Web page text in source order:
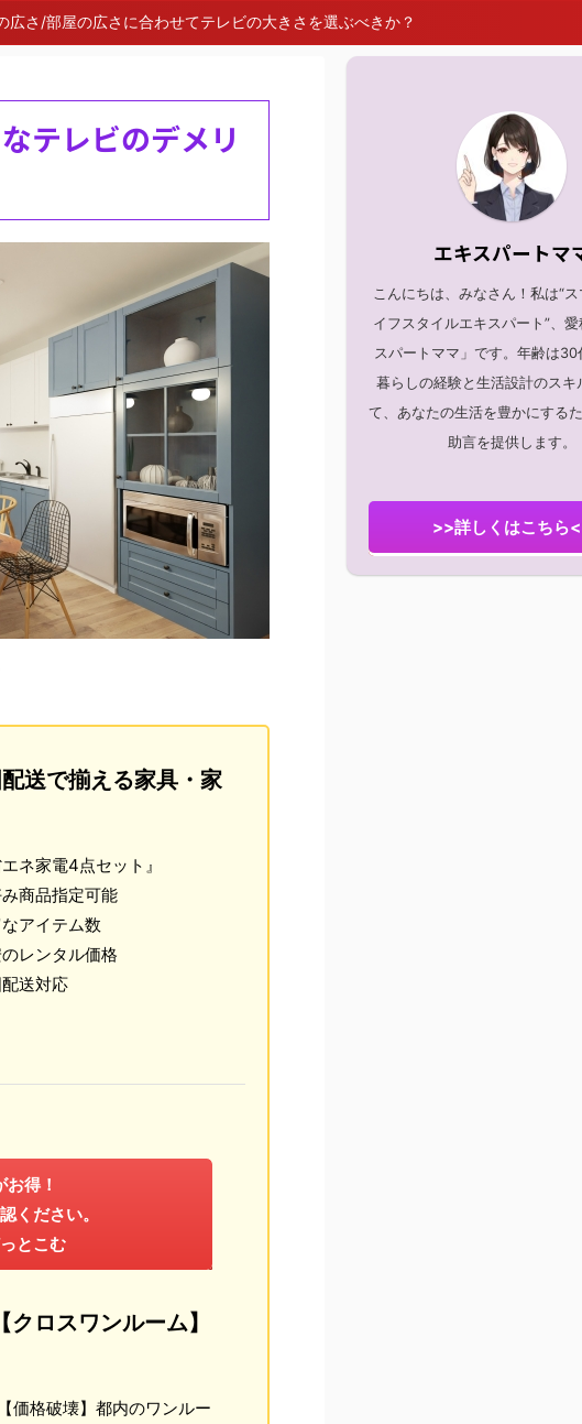
広さ/部屋の広さに合わせてテレビの大きさを選ぶべきか？
テレビのデメリ
送で揃える家具・家
ネ家電4点セット』
商品指定可能
アイテム数
レンタル価格
送対応
得！
ください。
とこむ
ロスワンルーム】
【価格破壊】都内のワンルー
エキスパートマ
こんにちは、みなさん！私は“ス
イフスタイルエキスパート”、
スパートママ」です。年齢は30
暮らしの経験と生活設計のスキ
て、あなたの生活を豊かにする
助言を提供します。
>>詳しくはこちら